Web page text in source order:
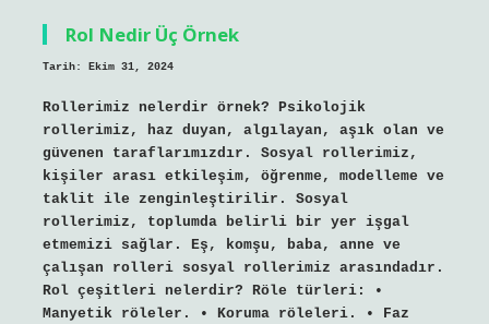
Rol Nedir Üç Örnek
Tarih: Ekim 31, 2024
Rollerimiz nelerdir örnek? Psikolojik
rollerimiz, haz duyan, algılayan, aşık olan ve
güvenen taraflarımızdır. Sosyal rollerimiz,
kişiler arası etkileşim, öğrenme, modelleme ve
taklit ile zenginleştirilir. Sosyal
rollerimiz, toplumda belirli bir yer işgal
etmemizi sağlar. Eş, komşu, baba, anne ve
çalışan rolleri sosyal rollerimiz arasındadır.
Rol çeşitleri nelerdir? Röle türleri: •
Manyetik röleler. • Koruma röleleri. • Faz